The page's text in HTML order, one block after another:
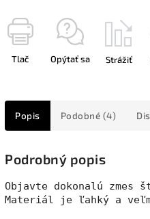
Tlač Opýtať sa Strážiť
Popis Podobné (4)
Podrobný popis
Objavte dokonalú
Materiál je ľahký a